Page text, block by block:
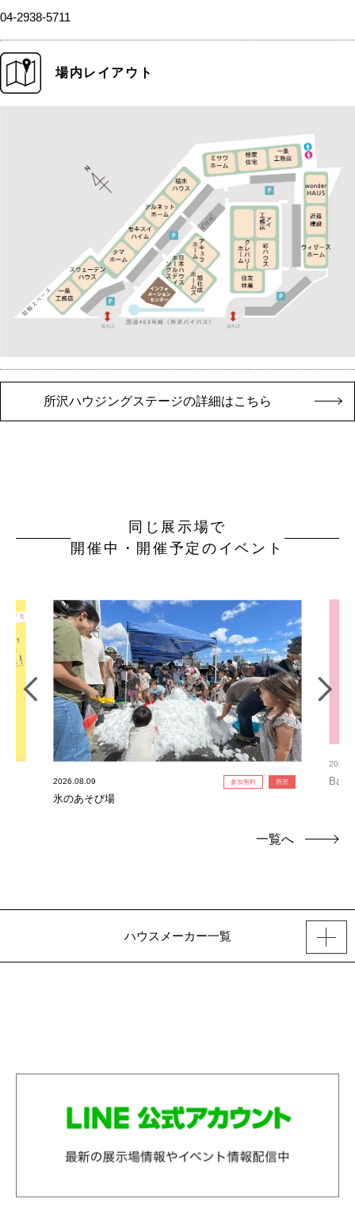
04-2938-5711
場内レイアウト
所沢ハウジングステージの詳細はこちら
同じ展示場で
開催中・開催予定のイベント
2026.08.09 参加無料 所沢
氷のあそび場
一覧へ
ハウスメーカー一覧